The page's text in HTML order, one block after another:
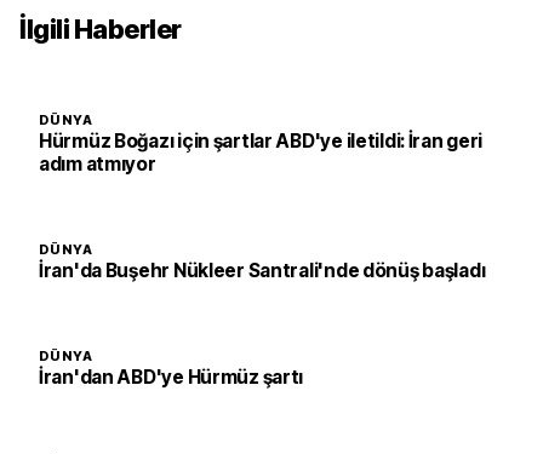
İlgili Haberler
DÜNYA
Hürmüz Boğazı için şartlar ABD'ye iletildi: İran geri
adım atmıyor
DÜNYA
İran'da Buşehr Nükleer Santrali'nde dönüş başladı
DÜNYA
İran'dan ABD'ye Hürmüz şartı